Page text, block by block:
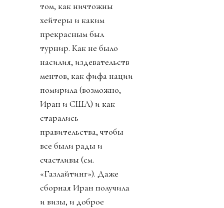
том, как ничтожны
хейтеры и каким
прекрасным был
турнир. Как не было
насилия, издевательств
ментов, как фифа нации
помирила (возможно,
Иран и США) и как
старались
правительства, чтобы
все были рады и
счастливы (см.
«Газлайтинг»). Даже
сборная Иран получила
и визы, и доброе